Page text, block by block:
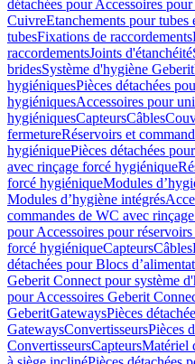
détachées pour Accessoires
CuivreEtanchements pour tubes
tubesFixations de raccordements
raccordementsJoints d'étanchéité
bridesSystème d'hygiène Geberit
hygiéniquesPièces détachées
hygiéniquesAccessoires pour
hygiéniquesCapteursCâbles
fermetureRéservoirs et
hygiéniquePièces détachées
avec rinçage forcé hygiénique
forcé hygiéniqueModules
Modules d’hygiène intégrés
commandes de WC avec
pour Accessoires pour
forcé hygiéniqueCapteursCâbles
détachées pour Blocs
Geberit Connect pour système
pour Accessoires Geberit
GeberitGatewaysPièces
GatewaysConvertisseursPièces
ConvertisseursCapteursMatériel